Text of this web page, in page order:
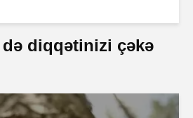
diqqətinizi çəkə